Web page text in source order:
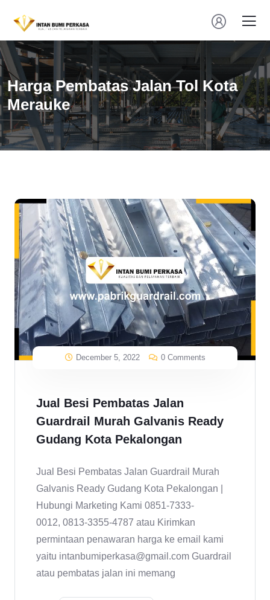
Harga Pembatas Jalan Tol Kota
Merauke
December 5, 2022 0 Comments
Jual Besi Pembatas Jalan
Guardrail Murah Galvanis Ready
Gudang Kota Pekalongan
Jual Besi Pembatas Jalan Guardrail Murah
Galvanis Ready Gudang Kota Pekalongan |
Hubungi Marketing Kami 0851-7333-
0012, 0813-3355-4787 atau Kirimkan
permintaan penawaran harga ke email kami
yaitu intanbumiperkasa@gmail.com Guardrail
atau pembatas jalan ini memang